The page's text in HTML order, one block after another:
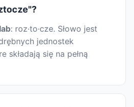
: roz·to·cze. Słowo jest
jednostek
składają się na pełną